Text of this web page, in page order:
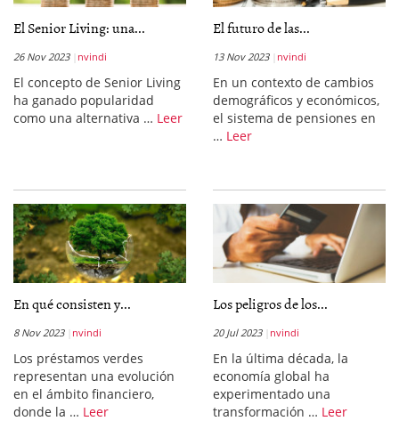
El Senior Living: una...
26 Nov 2023 nvindi
El concepto de Senior Living
ha ganado popularidad
como una alternativa … Leer
El futuro de las...
13 Nov 2023 nvindi
En un contexto de cambios
demográficos y económicos,
el sistema de pensiones en
… Leer
En qué consisten y...
8 Nov 2023 nvindi
Los préstamos verdes
representan una evolución
en el ámbito financiero,
donde la … Leer
Los peligros de los...
20 Jul 2023 nvindi
En la última década, la
economía global ha
experimentado una
transformación … Leer